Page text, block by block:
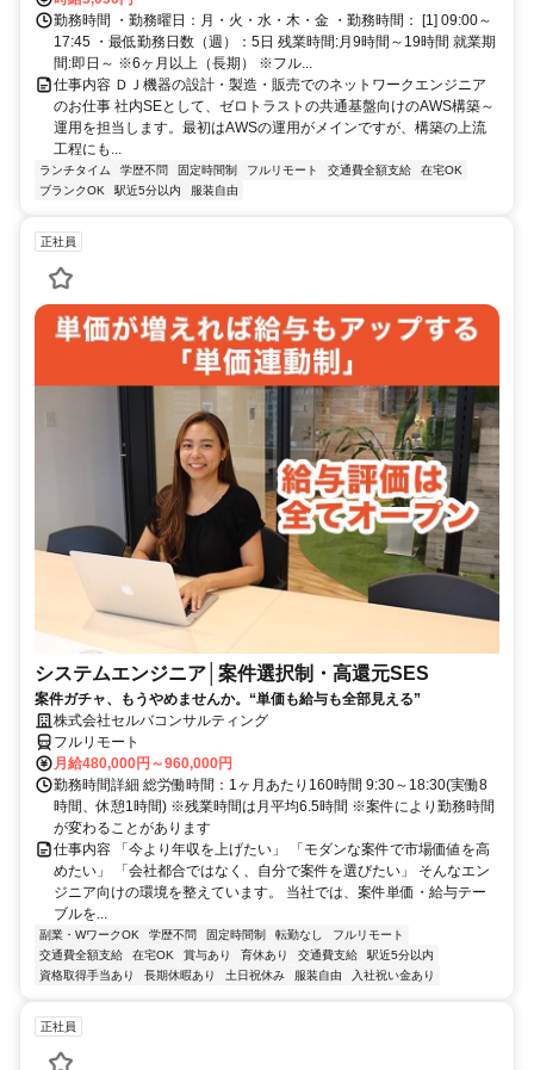
勤務時間 ・勤務曜日：月・火・水・木・金 ・勤務時間： [1] 09:00～
17:45 ・最低勤務日数（週）：5日 残業時間:月9時間～19時間 就業期
間:即日～ ※6ヶ月以上（長期） ※フル...
仕事内容 ＤＪ機器の設計・製造・販売でのネットワークエンジニア
のお仕事 社内SEとして、ゼロトラストの共通基盤向けのAWS構築～
運用を担当します。最初はAWSの運用がメインですが、構築の上流
工程にも...
ランチタイム 学歴不問 固定時間制 フルリモート 交通費全額支給
在宅OK
ブランクOK
駅近5分以内 服装自由
正社員
システムエンジニア│案件選択制・高還元SES
案件ガチャ、もうやめませんか。“単価も給与も全部見える”
株式会社セルバコンサルティング
フルリモート
月給480,000円～960,000円
勤務時間詳細 総労働時間：1ヶ月あたり160時間 9:30～18:30(実働8
時間、休憩1時間) ※残業時間は月平均6.5時間 ※案件により勤務時間
が変わることがあります
仕事内容 「今より年収を上げたい」 「モダンな案件で市場価値を高
めたい」 「会社都合ではなく、自分で案件を選びたい」 そんなエン
ジニア向けの環境を整えています。 当社では、案件単価・給与テー
ブルを...
副業・WワークOK 学歴不問 固定時間制 転勤なし
フルリモート
交通費全額支給
在宅OK 賞与あり 育休あり 交通費支給
駅近5分以内
資格取得手当あり
長期休暇あり 土日祝休み 服装自由 入社祝い金あり
正社員